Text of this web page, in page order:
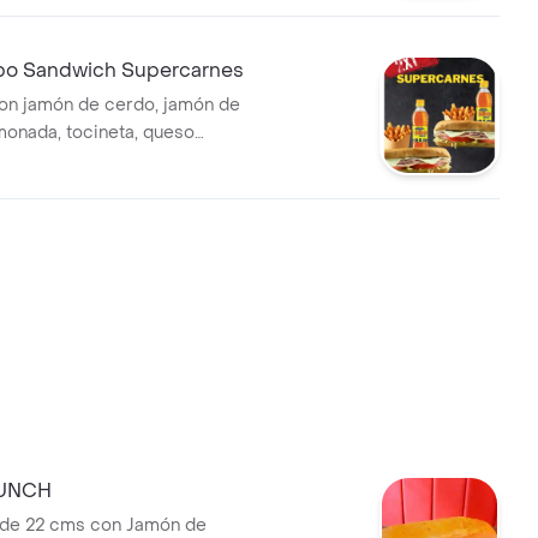
Sandwich Supercarnes
jamón de cerdo, jamón de
tocineta, queso
lechuga, salsa de ajo
22 cms con Jamón de